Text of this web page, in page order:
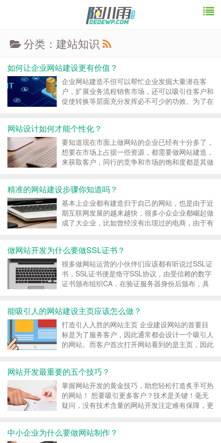
分类：建站知识
如何让企业网站建设更有价值？
企业网站建造不但可以帮忙企业发掘大量潜在客
户，扩展业务流程销售市场，还可以吸引住客户和
促使转换等层面充分发挥必不可少的功效。为了在
企业网站建造更有价值？ 企业网站建造 1、企业
打造电商网站 许...
网站设计如何才能个性化？
要知道现在市面上做网站的企业已经有十分多了，
想要在市场上占据一些资源，都需要做网站建造，
来获取客户，同行的竞争和市场的饱和度都是其做
在就让小编来说一下网站规划怎么才干特性化？
特性定制网站就是...
精准的网站建设步骤你知道吗？
基本上企业都有建造归于自己的网站，也是由于近
期互联网发展的越来越快，很多小众企业都崛起做
成了大企业，比如曾经没有出现过的电商，由于有
少呢？让小编给你分享一下。 1、网站精准定位
最先，要建立公...
做网站开发为什么要做SSL证书？
很多做网站运营的小伙伴们应该都有听说过SSL证
书，SSL证书便是恪守SSL协议，由受信赖的数字
证书颁布组织CA，在验证服务器身份后颁布，具
么要做SSL证书？今天小编就来给咱们讲解一下。
网站...
能吸引人的网站建设主页应该怎么做？
打造引人入胜的网站主页 企业建设网站的首要目
标是为了服务客户，因此通常都会设计一个吸引人
的网站。而客户首次打开网站看到的是主页，因此
规划架构设计 在搭建网站的合理布局之前，首先
要制定一个...
网站开发最重要的五个技巧？
掌握网站开发的黄金技巧，助您轻松打造炙手可热
的网站！ 想要吸引更多客户？技术是关键！毫无
疑问，没有技术含量的网站开发注定难有保障，更
刃有余！ 网站开发 1. 优化图片，提升页面加载速
中小企业为什么要做网站制作？